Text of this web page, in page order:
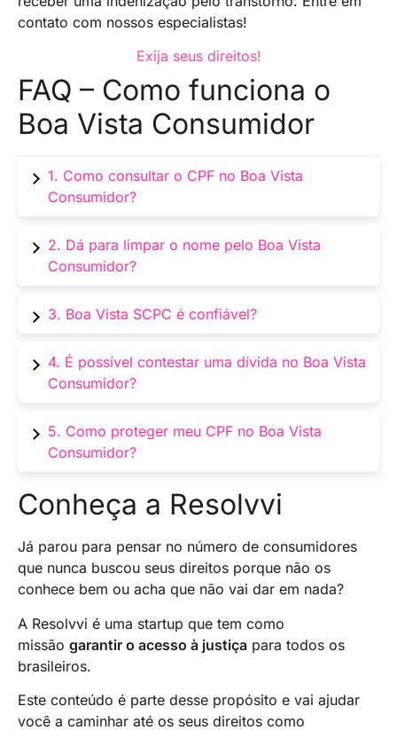
contato com nossos especialistas!
Exija seus direitos!
FAQ – Como funciona o
Boa Vista Consumidor
1. Como consultar o CPF no Boa Vista
Consumidor?
Acesse o site oficial, crie uma conta gratuita e
consulte seu CPF com dados sobre dívidas,
2. Dá para limpar o nome pelo Boa Vista
Consumidor?
Sim. O site oferece acordos para negociação
3. Boa Vista SCPC é confiável?
Sim, é um dos principais birôs de crédito do
Brasil, usado por empresas para análise de
4. É possível contestar uma dívida no Boa Vista
Consumidor?
Sim. Caso identifique alguma negativação
indevida, é possível abrir uma contestação
5. Como proteger meu CPF no Boa Vista
Consumidor?
Use senhas seguras, ative autenticação em
duas etapas e evite acessar o portal em redes
Conheça a Resolvvi
Já parou para pensar no número de consumidores
que nunca buscou seus direitos porque não os
conhece bem ou acha que não vai dar em nada?
A Resolvvi é uma startup que tem como
missão garantir o acesso à justiça para todos os
brasileiros.
Este conteúdo é parte desse propósito e vai ajudar
você a caminhar até os seus direitos como